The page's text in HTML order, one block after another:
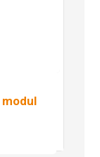
modul